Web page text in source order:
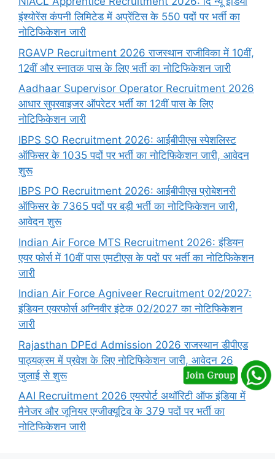
इंश्योरेंस कंपनी लिमिटेड में अप्रेंटिस के 550 पदों पर भर्ती का
नोटिफिकेशन जारी
RGAVP Recruitment 2026 राजस्थान राजीविका में 10वीं,
12वीं और स्नातक पास के लिए भर्ती का नोटिफिकेशन जारी
Aadhaar Supervisor Operator Recruitment 2026
आधार सुपरवाइजर ऑपरेटर भर्ती का 12वीं पास के लिए
नोटिफिकेशन जारी
IBPS SO Recruitment 2026: आईबीपीएस स्पेशलिस्ट
ऑफिसर के 1035 पदों पर भर्ती का नोटिफिकेशन जारी, आवेदन
शुरू
IBPS PO Recruitment 2026: आईबीपीएस प्रोबेशनरी
ऑफिसर के 7365 पदों पर बड़ी भर्ती का नोटिफिकेशन जारी,
आवेदन शुरू
Indian Air Force MTS Recruitment 2026: इंडियन
एयर फोर्स में 10वीं पास एमटीएस के पदों पर भर्ती का नोटिफिकेशन
जारी
Indian Air Force Agniveer Recruitment 02/2027:
इंडियन एयरफोर्स अग्निवीर इंटेक 02/2027 का नोटिफिकेशन
जारी
Rajasthan DPEd Admission 2026 राजस्थान डीपीएड
पाठ्यक्रम में प्रवेश के लिए नोटिफिकेशन जारी, आवेदन 26
जुलाई से शुरू
AAI Recruitment 2026 एयरपोर्ट अथॉरिटी ऑफ इंडिया में
मैनेजर और जूनियर एग्जीक्यूटिव के 379 पदों पर भर्ती का
नोटिफिकेशन जारी